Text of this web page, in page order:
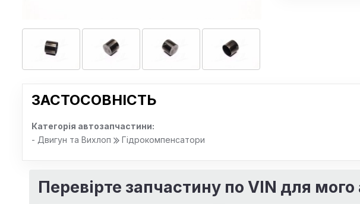
ЗАСТОСОВНІСТЬ
Категорія автозапчастини:
- Двигун та Вихлоп
Гідрокомпенсатори
Перевірте запчастину по VIN для мого